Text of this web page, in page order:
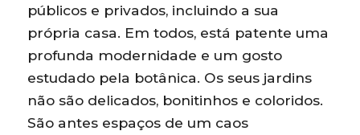
públicos e privados, incluindo a sua
própria casa. Em todos, está patente uma
profunda modernidade e um gosto
estudado pela botânica. Os seus jardins
não são delicados, bonitinhos e coloridos.
São antes espaços de um caos